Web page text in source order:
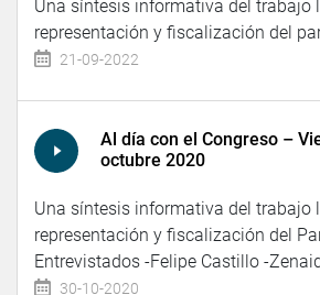
Una síntesis informativa del trabajo
representación y fiscalización del
21-09-2022
Al día con el Congreso –
octubre 2020
Una síntesis informativa del trabajo
representación y fiscalización del
Entrevistados -Felipe Castillo -
30-10-2020